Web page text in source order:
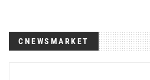
CNEWSMARKET